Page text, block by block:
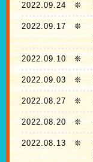
2022.09.24 ❊
2022.09.17 ❊
2022.09.10 ❊
2022.09.03 ❊
2022.08.27 ❊
2022.08.20❊
2022.08.13 ❊